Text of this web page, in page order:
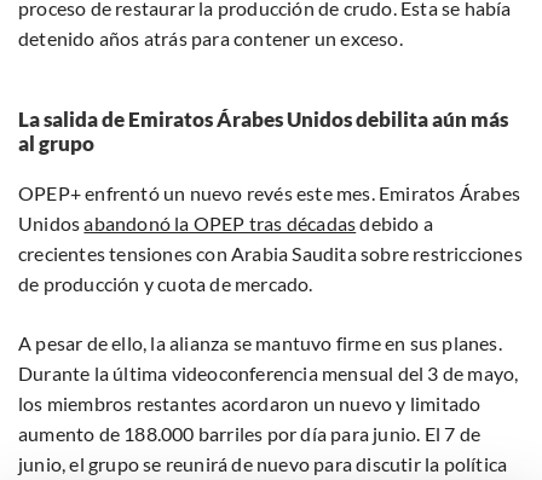
proceso de restaurar la producción de crudo. Esta se había
detenido años atrás para contener un exceso.
La salida de Emiratos Árabes Unidos debilita aún más
al grupo
OPEP+ enfrentó un nuevo revés este mes. Emiratos Árabes
Unidosabandonó la OPEP tras décadasdebido a
crecientes tensiones con Arabia Saudita sobre restricciones
de producción y cuota de mercado.
A pesar de ello, la alianza se mantuvo firme en sus planes.
Durante la última videoconferencia mensual del 3 de mayo,
los miembros restantes acordaron un nuevo y limitado
aumento de 188.000 barriles por día para junio. El 7 de
junio, el grupo se reunirá de nuevo para discutir la política